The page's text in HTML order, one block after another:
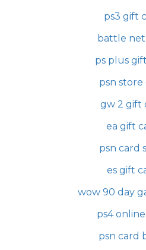
ps3 gift
battle net
ps plus
psn store
gw 2 gift
ea gift
psn card
es gift
wow 90 day
ps4
psn card